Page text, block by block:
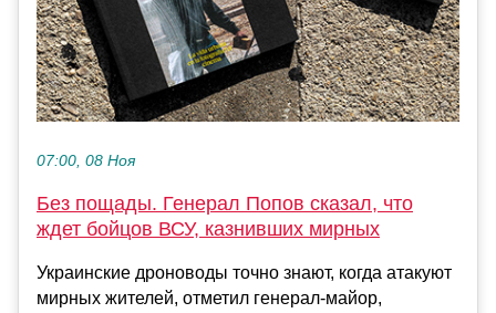
07:00, 08 Ноя
Без пощады. Генерал Попов сказал, что
ждет бойцов ВСУ, казнивших мирных
Украинские дроноводы точно знают, когда атакуют
мирных жителей, отметил генерал-майор,